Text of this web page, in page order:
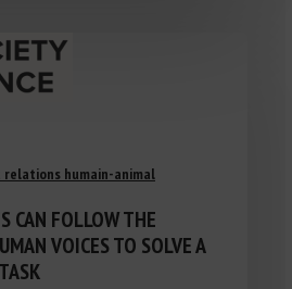
relations humain-animal
CAN FOLLOW THE
VOICES TO SOLVE A